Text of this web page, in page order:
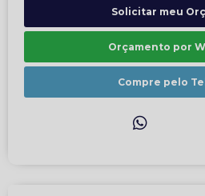
Solicitar meu
Orçamento por
Compre pelo